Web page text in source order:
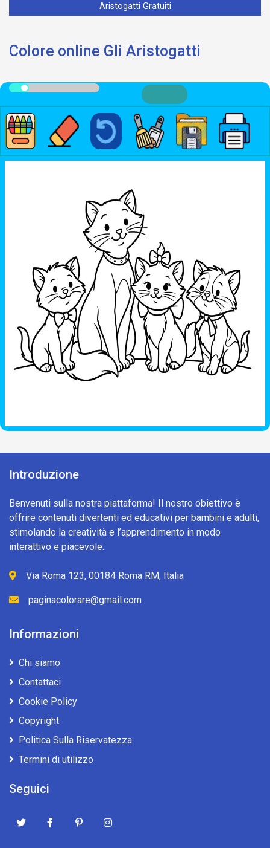
Aristogatti Gratuiti
Colore online Gli Aristogatti
Introduzione
Benvenuti sulla nostra piattaforma! Il nostro obiettivo è
offrire contenuti divertenti ed educativi per bambini e adulti,
stimolando la creatività e l’apprendimento in modo
interattivo e piacevole.
Via Roma 123, 00184 Roma RM, Italia
paginacolorare@gmail.com
Informazioni
Chi siamo
Contattaci
Cookie Policy
Copyright
Politica Sulla Riservatezza
Termini di utilizzo
Seguici